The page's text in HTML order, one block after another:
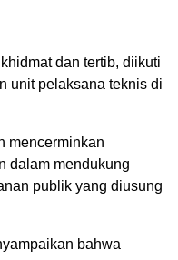
dan tertib, diikuti
unit pelaksana teknis di
mencerminkan
dalam mendukung
publik yang diusung
bahwa